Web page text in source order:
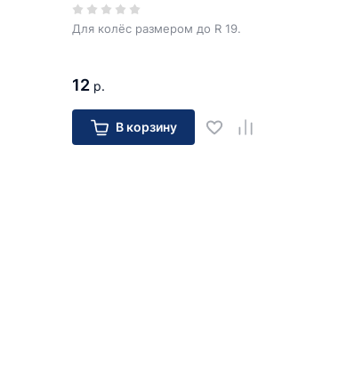
Для колёс размером до R 19.
12 р.
В корзину